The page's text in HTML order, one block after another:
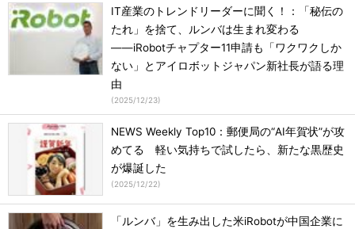
IT産業のトレンドリーダーに聞く！：「秘伝の
たれ」を捨て、ルンバは生まれ変わる
――iRobotチャプター11申請も「ワクワクしか
ない」とアイロボットジャパン新社長が語る理
由
(2025/12/23)
NEWS Weekly Top10：郵便局の“AI年賀状”が攻
めてる 軽い気持ちで試したら、新たな黒歴史
が爆誕した
(2025/12/22)
「ルンバ」を生み出した米iRobotが中国企業に